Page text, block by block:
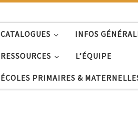
CATALOGUES INFOS
RESSOURCES L’ÉQUIPE
ÉCOLES PRIMAIRES &